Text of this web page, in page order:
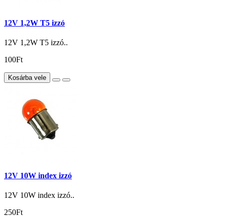
12V 1,2W T5 izzó
12V 1,2W T5 izzó..
100Ft
Kosárba vele
12V 10W index izzó
12V 10W index izzó..
250Ft